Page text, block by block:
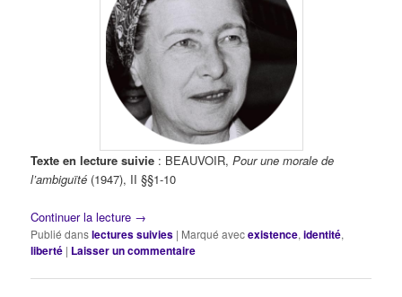
Texte en lecture suivie : BEAUVOIR,Pour une morale de
l’ambiguïté (1947), II §§1-10
Continuer la lecture →
Publié danslectures suivies | Marqué avecexistence,identité,
liberté | Laisser un commentaire